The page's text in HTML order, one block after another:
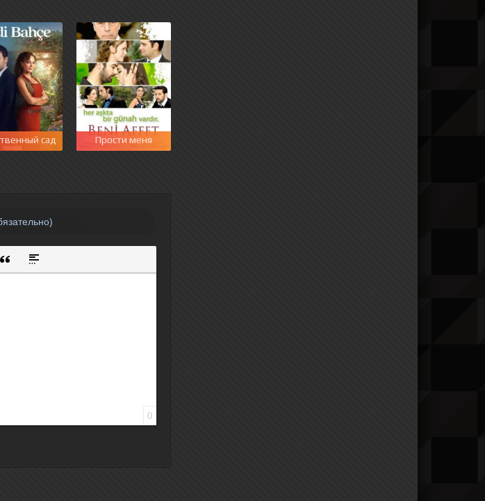
сад Прости меня
ссылку
скрытого текста
цитаты
Вставка спойлера
0